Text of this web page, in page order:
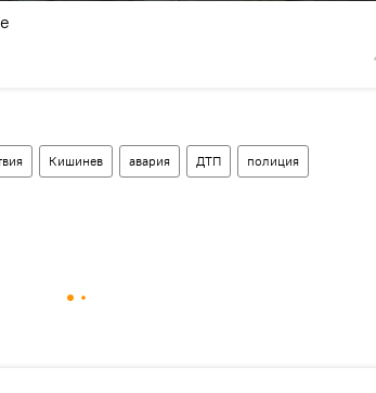
Кишинев авария ДТП полиция